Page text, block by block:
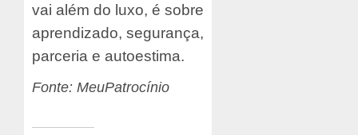
vai além do luxo, é sobre
aprendizado, segurança,
parceria e autoestima.
Fonte: MeuPatrocínio